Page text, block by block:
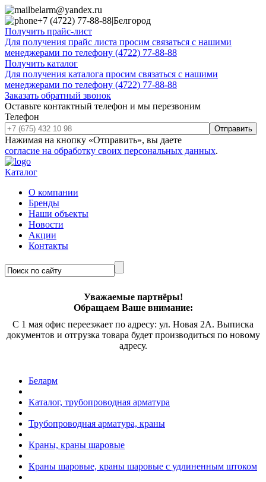
belarm@yandex.ru
+7 (4722) 77-88-88|Белгород
Получить прайс-лист
Для получения прайс листа просим связаться с нашими
менеджерами по телефону (4722) 77-88-88
Получить каталог
Для получения каталога просим связаться с нашими
менеджерами по телефону (4722) 77-88-88
Заказать обратный звонок
Оставьте контактный телефон и мы перезвоним
Телефон
Отправить
Нажимая на кнопку «Отправить», вы даете
согласие на обработку своих персональных данных.
Каталог
О компании
Бренды
Наши объекты
Новости
Акции
Контакты
Уважаемые партнёры!
Обращаем Ваше внимание:
С 1 мая офис переезжает по адресу: ул. Новая 2А. Выписка
документов и отгрузка товара будет производиться по новому
адресу.
Беларм
Каталог, трубопроводная арматура
Трубопроводная арматура, краны
Краны, краны шаровые
Краны шаровые, краны шаровые с удлиненным штоком